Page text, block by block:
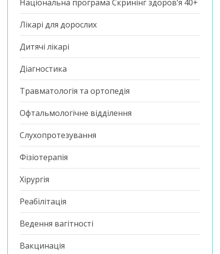
Національна програма Скринінг здоров’я 40+
Лікарі для дорослих
Дитячі лікарі
Діагностика
Травматологія та ортопедія
Офтальмологічне відділення
Слухопротезування
Фізіотерапія
Хірургія
Реабілітація
Ведення вагітності
Вакцинація